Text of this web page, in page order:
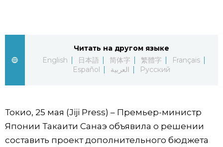
Путеводитель по ЯпонииЧитать на другом языке
English
日本語 简体字 繁體字
Français
Español
العربية Русский
Токио, 25 мая (Jiji Press) – Премьер-министр
Японии Такаити Санаэ объявила о решении
составить проект дополнительного бюджета